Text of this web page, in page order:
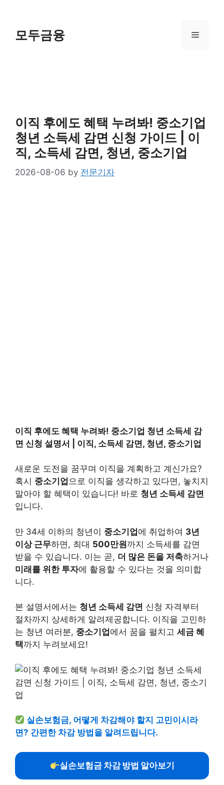
content모두금융 Menu
이직 후에도 혜택 누려봐! 중소기업
청년 소득세 감면 신청 가이드 | 이
직, 소득세 감면, 청년, 중소기업
2026-08-06 by 전문기자
이직 후에도 혜택 누려봐! 중소기업 청년 소득세 감
면 신청 설명서 | 이직, 소득세 감면, 청년, 중소기업
새로운 도전을 꿈꾸며 이직을 계획하고 계신가요?
혹시 중소기업 으로 이직을 생각하고 있다면, 놓치지
말아야 할 혜택이 있습니다! 바로 청년 소득세 감면
입니다.
만 34세 이하의 청년이 중소기업에 취업하여 3년
이상 근무하면, 최대 500만원까지 소득세를 감면
받을 수 있습니다. 이는 곧, 더 많은 돈을 저축하거나
미래를 위한 투자에 활용할 수 있다는 것을 의미합
니다.
본 설명서에서는 청년 소득세 감면 신청 자격부터
절차까지 상세하게 알려제공합니다. 이직을 고민하
는 청년 여러분, 중소기업 에서 꿈을 펼치고 세금 혜
택까지 누려보세요!
실손보험금, 어떻게 차감해야 할지 고민이시라
면? 간편한 차감 방법을 알려드립니다.
실손보험금 차감 방법 알아보기